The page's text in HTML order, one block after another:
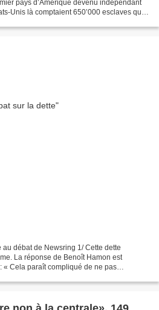
pays d’Amérique devenu indépendant
Unis là comptaient 650’000 esclaves qui
débat de Newsring 1/ Cette dette
La réponse de Benoît Hamon est
« Cela paraît compliqué de ne pas